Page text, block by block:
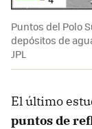
Puntos del Polo
depósitos de
JPL
El último
puntos de